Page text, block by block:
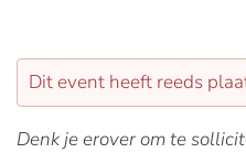
Dit event heeft reeds
Denk je erover om te